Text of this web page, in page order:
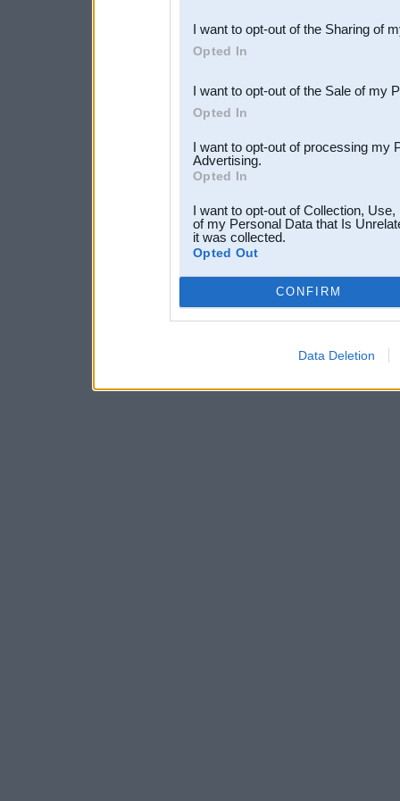
Downstream Participants
third parties.
I want to opt-out of the Sharing of
Opted In
I want to opt-out of the Sale of my
Opted In
I want to opt-out of processing my
Advertising.
Opted In
I want to opt-out of Collection,
of my Personal Data that Is
it was collected.
Opted Out
CONFIRM
Data Deletion